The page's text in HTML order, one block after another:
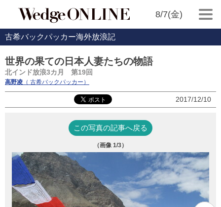
8/7(金)
古希バックパッカー海外放浪記
世界の果ての日本人妻たちの物語
北インド放浪3カ月 第19回
高野凌 （ 古希バックパッカー）
2017/12/10
この写真の記事へ戻る
（画像 1/3）